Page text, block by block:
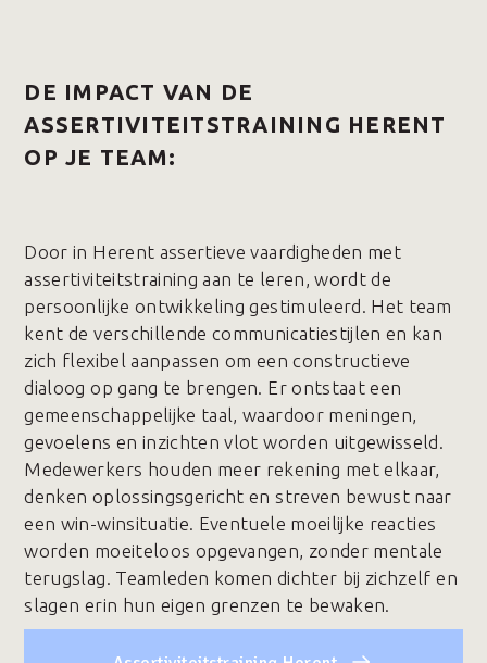
DE IMPACT VAN DE
ASSERTIVITEITSTRAINING HERENT
OP JE TEAM:
Door in Herent assertieve vaardigheden met
assertiviteitstraining aan te leren, wordt de
persoonlijke ontwikkeling gestimuleerd. Het team
kent de verschillende communicatiestijlen en kan
zich flexibel aanpassen om een constructieve
dialoog op gang te brengen. Er ontstaat een
gemeenschappelijke taal, waardoor meningen,
gevoelens en inzichten vlot worden uitgewisseld.
Medewerkers houden meer rekening met elkaar,
denken oplossingsgericht en streven bewust naar
een win-winsituatie. Eventuele moeilijke reacties
worden moeiteloos opgevangen, zonder mentale
terugslag. Teamleden komen dichter bij zichzelf en
slagen erin hun eigen grenzen te bewaken.